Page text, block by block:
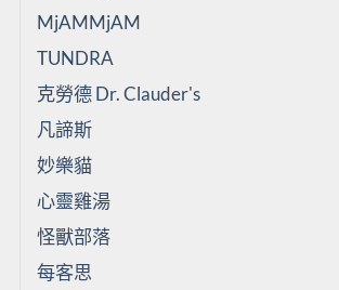
MjAMMjAM
TUNDRA
克勞德 Dr. Clauder's
凡諦斯
妙樂貓
心靈雞湯
怪獸部落
每客思